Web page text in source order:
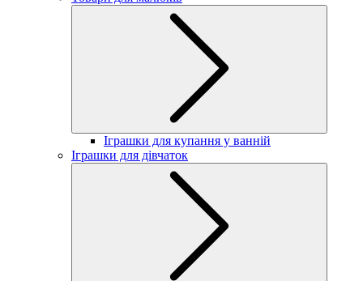
Іграшки для купання у ванній
Іграшки для дівчаток